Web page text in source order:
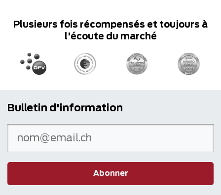
Plusieurs fois récompensés et toujours à
l'écoute du marché
Bulletin d'information
Abonner